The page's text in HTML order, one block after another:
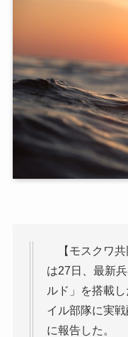
【モスクワ共
は27日、最新
ルド」を搭載
イル部隊に実
に報告した。